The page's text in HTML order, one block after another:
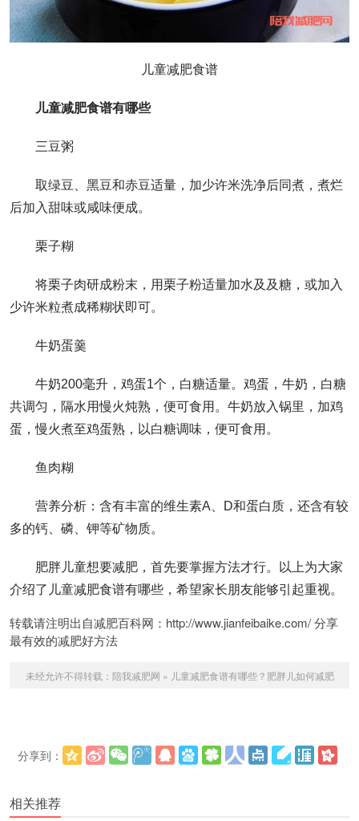
儿童减肥食谱
儿童减肥食谱有哪些
三豆粥
取绿豆、黑豆和赤豆适量，加少许米洗净后同煮，煮烂
后加入甜味或咸味便成。
栗子糊
将栗子肉研成粉末，用栗子粉适量加水及及糖，或加入
少许米粒煮成稀糊状即可。
牛奶蛋羹
牛奶200毫升，鸡蛋1个，白糖适量。鸡蛋，牛奶，白糖
共调匀，隔水用慢火炖熟，便可食用。牛奶放入锅里，加鸡
蛋，慢火煮至鸡蛋熟，以白糖调味，便可食用。
鱼肉糊
营养分析：含有丰富的维生素A、D和蛋白质，还含有较
多的钙、磷、钾等矿物质。
肥胖儿童想要减肥，首先要掌握方法才行。以上为大家
介绍了儿童减肥食谱有哪些，希望家长朋友能够引起重视。
转载请注明出自减肥百科网：http://www.jianfeibaike.com/ 分享
最有效的减肥好方法
未经允许不得转载： 陪我减肥网 » 儿童减肥食谱有哪些？肥胖儿如何减肥
分享到：
相关推荐